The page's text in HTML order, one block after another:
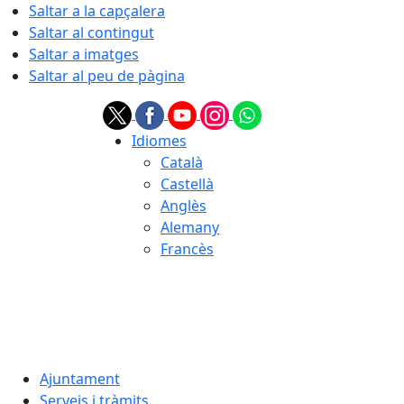
Saltar a la capçalera
Saltar al contingut
Saltar a imatges
Saltar al peu de pàgina
Idiomes
Català
Castellà
Anglès
Alemany
Francès
Ajuntament